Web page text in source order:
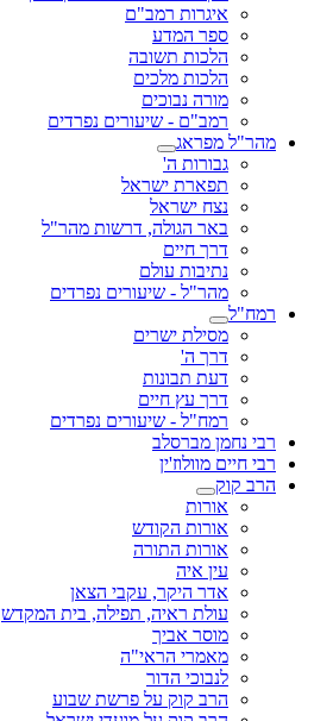
איגרות רמב"ם
ספר המדע
הלכות תשובה
הלכות מלכים
מורה נבוכים
רמב"ם - שיעורים נפרדים
מהר"ל מפראג
גבורות ה'
תפארת ישראל
נצח ישראל
באר הגולה, דרשות מהר"ל
דרך חיים
נתיבות עולם
מהר"ל - שיעורים נפרדים
רמח"ל
מסילת ישרים
דרך ה'
דעת תבונות
דרך עץ חיים
רמח"ל - שיעורים נפרדים
רבי נחמן מברסלב
רבי חיים מוולוז'ין
הרב קוק
אורות
אורות הקודש
אורות התורה
עין איה
אדר היקר, עקבי הצאן
עולת ראיה, תפילה, בית המקדש
מוסר אביך
מאמרי הראי"ה
לנבוכי הדור
הרב קוק על פרשת שבוע